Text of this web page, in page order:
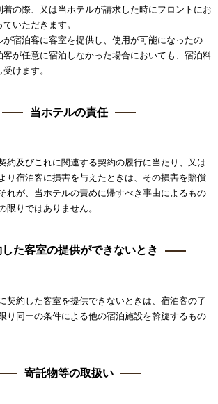
着の際、又は当ホテルが請求した時にフロントにお
いただきます。
が宿泊客に客室を提供し、使用が可能になったの
客が任意に宿泊しなかった場合においても、宿泊料
けます。
当ホテルの責任
約及びこれに関連する契約の履行に当たり、又は
り宿泊客に損害を与えたときは、その損害を賠償
れが、当ホテルの責めに帰すべき事由によるもの
限りではありません。
た客室の提供ができないとき
契約した客室を提供できないときは、宿泊客の了
り同ーの条件による他の宿泊施設を斡旋するもの
寄託物等の取扱い